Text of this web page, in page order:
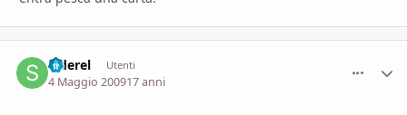
Siderel Utenti
4 Maggio 200917 anni